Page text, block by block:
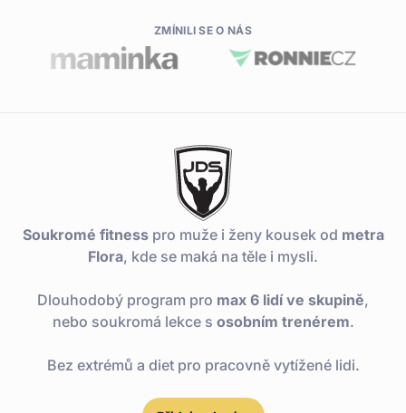
ZMÍNILI SE O NÁS
Soukromé fitnesspro muže i ženy kousek od metra
Flora, kde se maká na těle i mysli.
Dlouhodobý program pro max 6 lidí ve skupině,
nebo soukromá lekce s osobním trenérem.
Bez extrémů a diet pro pracovně vytížené lidi.